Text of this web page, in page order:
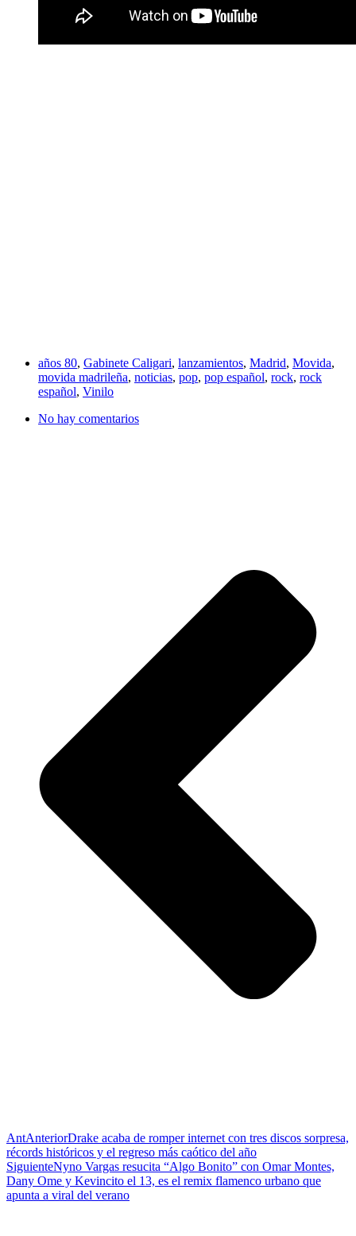
años 80, Gabinete Caligari, lanzamientos, Madrid, Movida,
movida madrileña, noticias, pop, pop español, rock, rock
español, Vinilo
No hay comentarios
AntAnteriorDrake acaba de romper internet con tres discos sorpresa,
récords históricos y el regreso más caótico del año
SiguienteNyno Vargas resucita “Algo Bonito” con Omar Montes,
Dany Ome y Kevincito el 13, es el remix flamenco urbano que
apunta a viral del verano